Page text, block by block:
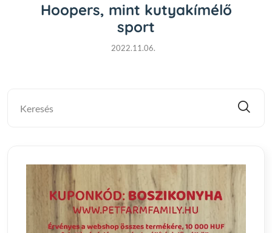
Hoopers, mint kutyakímélő
sport
2022.11.06.